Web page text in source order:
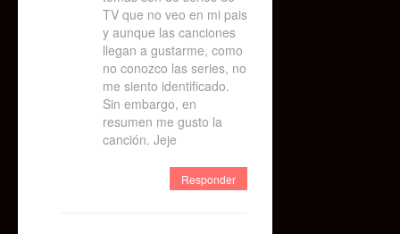
TV que no veo en mi pais
y aunque las canciones
llegan a gustarme, como
no conozco las series, no
me siento identificado.
Sin embargo, en
resumen me gusto la
canción. Jeje
Responder